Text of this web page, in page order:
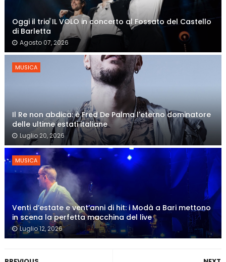
Oggi il trio IL VOLO in concerto al Fossato del Castello
di Barletta
Agosto 07, 2026
MUSICA
Il Re non abdica: è Fred De Palma l'eterno dominatore
delle ultime estati italiane
Luglio 20, 2026
MUSICA
Venti d’estate e vent’anni di hit: i Modà a Bari mettono
in scena la perfetta macchina del live
Luglio 12, 2026